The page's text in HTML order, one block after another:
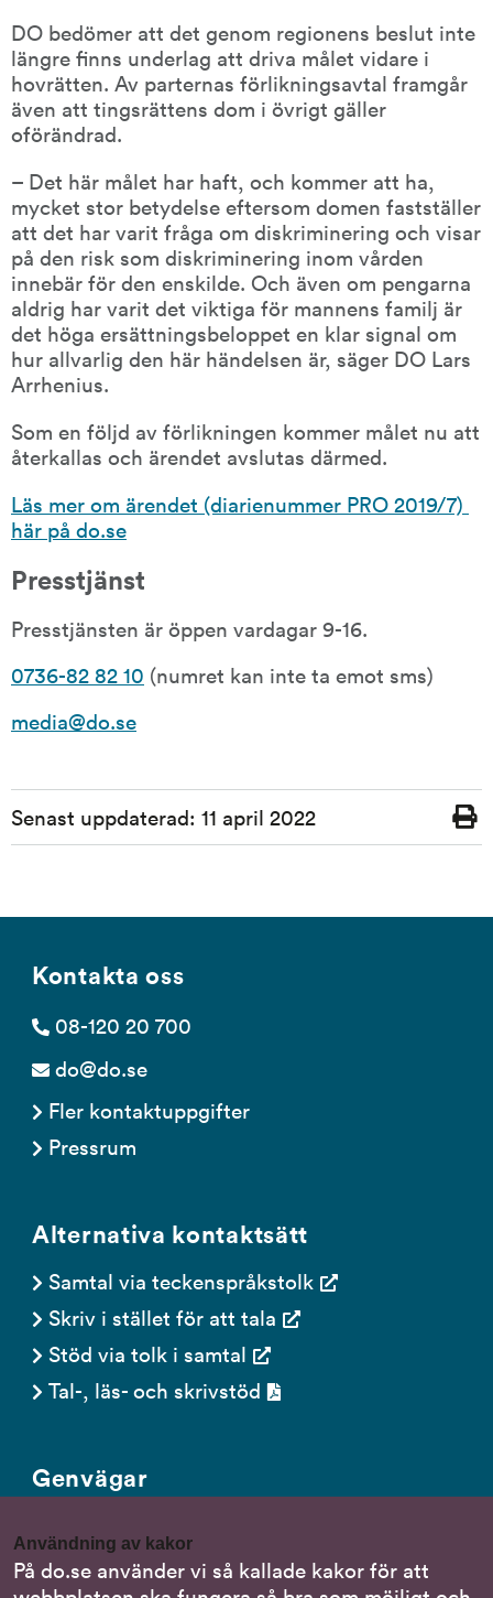
Användning av kakor
På do.se använder vi så kallade kakor för att
DO bedömer att det genom regionens beslut inte
längre finns underlag att driva målet vidare i
hovrätten. Av parternas förlikningsavtal framgår
även att tingsrättens dom i övrigt gäller
oförändrad.
– Det här målet har haft, och kommer att ha,
mycket stor betydelse eftersom domen fastställer
att det har varit fråga om diskriminering och visar
på den risk som diskriminering inom vården
innebär för den enskilde. Och även om pengarna
aldrig har varit det viktiga för mannens familj är
det höga ersättningsbeloppet en klar signal om
hur allvarlig den här händelsen är, säger DO Lars
Arrhenius.
Som en följd av förlikningen kommer målet nu att
återkallas och ärendet avslutas därmed.
Läs mer om ärendet (diarienummer PRO 2019/7)
här på do.se
Presstjänst
Presstjänsten är öppen vardagar 9-16.
0736-82 82 10 (numret kan inte ta emot sms)
media@do.se
Sidinformation
Senast uppdaterad: 11 april 2022
Skriv
ut
Kontakta oss
08-120 20 700
do@do.se
Fler kontaktuppgifter
Pressrum
Alternativa kontaktsätt
Samtal via teckenspråkstolk
Skriv i stället för att tala
Stöd via tolk i samtal
Tal-, läs- och skrivstöd
Genvägar
Nationella minoritetsspråk